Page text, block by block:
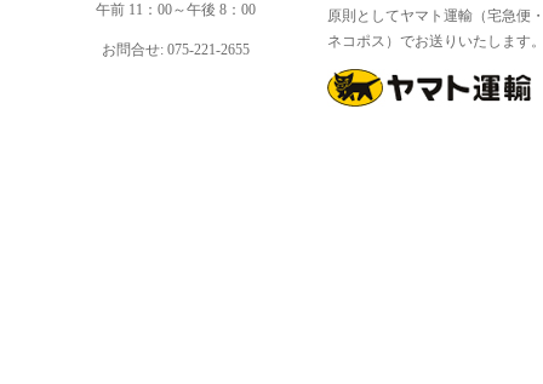
午前 11：00～午後 8：00
お問合せ: 075-221-2655
原則としてヤマト運輸（宅急便
ネコポス）でお送りいたします